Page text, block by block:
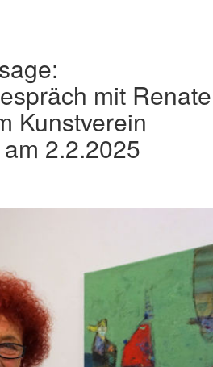
mit Renate
Kunstverein
2.2.2025